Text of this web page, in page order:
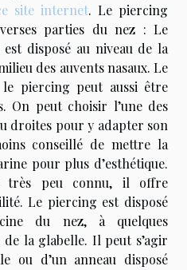
site internet. Le piercing
parties du nez : Le
disposé au niveau de la
des auvents nasaux. Le
piercing peut aussi être
On peut choisir l’une des
droites pour y adapter son
conseillé de mettre la
pour plus d’esthétique.
peu connu, il offre
Le piercing est disposé
du nez, à quelques
de la glabelle. Il peut s’agir
ou d’un anneau disposé